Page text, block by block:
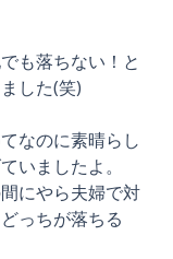
も落ちない！と
した(笑)
なのに素晴らし
いましたよ。
にやら夫婦で対
っちが落ちる